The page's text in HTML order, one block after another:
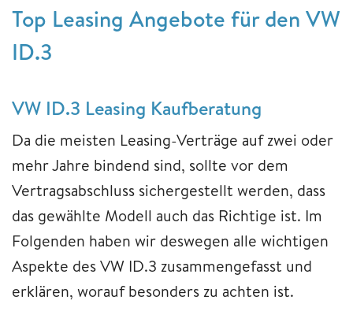
Top Leasing Angebote für den VW
ID.3
VW ID.3 Leasing Kaufberatung
Da die meisten Leasing-Verträge auf zwei oder
mehr Jahre bindend sind, sollte vor dem
Vertragsabschluss sichergestellt werden, dass
das gewählte Modell auch das Richtige ist. Im
Folgenden haben wir deswegen alle wichtigen
Aspekte des VW ID.3 zusammengefasst und
erklären, worauf besonders zu achten ist.